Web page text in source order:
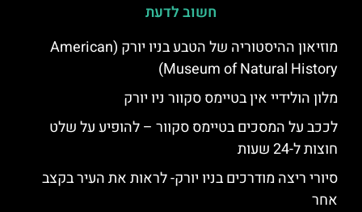
חשוב לדעת
מוזיאון ההיסטוריה של הטבע בניו יורק (American
Museum of Natural History)
מלון הולידיי אין בטיימס סקוור ניו יורק
לככב על המסכים בטיימס סקוור – להופיע על שלט
חוצות ל-24 שעות
סיורי ריצה מודרכים בניו יורק- לראות את העיר בקצב
אחר